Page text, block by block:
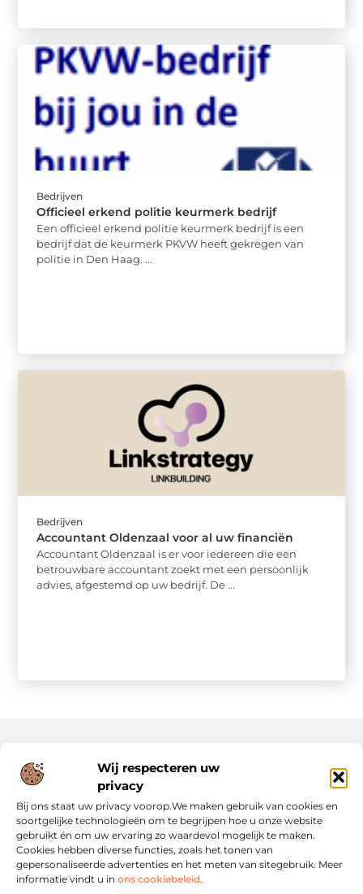
Wij respecteren uw
privacy
Bij ons staat uw privacy voorop.We maken gebruik van cookies en
soortgelijke technologieën om te begrijpen hoe u onze website
gebruikt én om uw ervaring zo waardevol mogelijk te maken.
Cookies hebben diverse functies, zoals het tonen van
gepersonaliseerde advertenties en het meten van sitegebruik. Meer
informatie vindt u in ons cookiebeleid.
Bedrijven
Officieel erkend politie keurmerk bedrijf
Een officieel erkend politie keurmerk bedrijf is een
bedrijf dat de keurmerk PKVW heeft gekregen van
politie in Den Haag. ...
Bedrijven
Accountant Oldenzaal voor al uw financiën
Accountant Oldenzaal is er voor iedereen die een
betrouwbare accountant zoekt met een persoonlijk
advies, afgestemd op uw bedrijf. De ...
Onze informatie